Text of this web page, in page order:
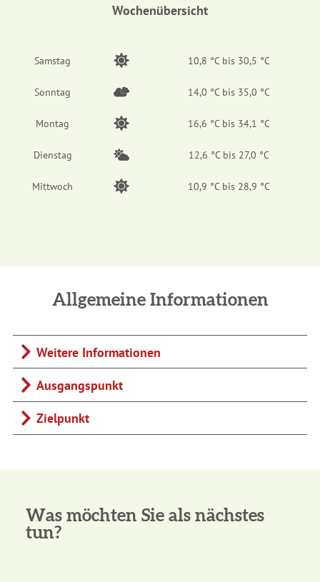
Wochenübersicht
Samstag 10,8 °C bis 30,5 °C
Sonntag 14,0 °C bis 35,0 °C
Montag 16,6 °C bis 34,1 °C
Dienstag 12,6 °C bis 27,0 °C
Mittwoch 10,9 °C bis 28,9 °C
Allgemeine Informationen
Weitere Informationen
Ausgangspunkt
Zielpunkt
Was möchten Sie als nächstes
tun?